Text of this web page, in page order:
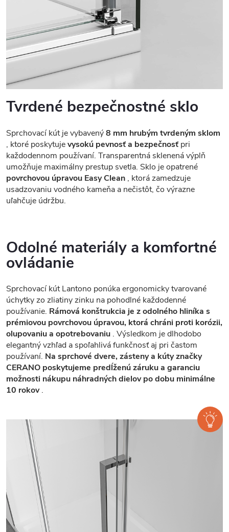
Tvrdené bezpečnostné sklo
Sprchovací kút je vybavený8 mm hrubým tvrdeným sklom
, ktoré poskytujevysokú pevnosť a bezpečnosť pri
každodennom používaní. Transparentná sklenená výplň
umožňuje maximálny prestup svetla. Sklo je opatrené
povrchovou úpravou Easy Clean , ktorá zamedzuje
usadzovaniu vodného kameňa a nečistôt, čo výrazne
uľahčuje údržbu.
Odolné materiály a komfortné
ovládanie
Sprchovací kút Lantono ponúka ergonomicky tvarované
úchytky zo zliatiny zinku na pohodlné každodenné
používanie. Rámová konštrukcia je z odolného hliníka s
prémiovou povrchovou úpravou, ktorá chráni proti korózii,
olupovaniu a opotrebovaniu . Výsledkom je dlhodobo
elegantný vzhľad a spoľahlivá funkčnosť aj pri častom
používaní. Na sprchové dvere, zásteny a kúty značky
CERANO poskytujeme predĺženú záruku a garanciu
možnosti nákupu náhradných dielov po dobu minimálne
10 rokov.